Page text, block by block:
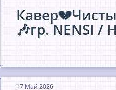
🎶гр. NENSI /
17 Май 2026